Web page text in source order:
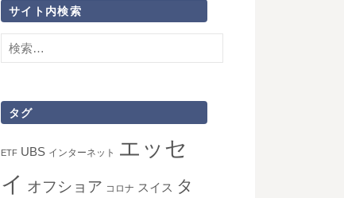
事
ー
カ
ブ
サイト内検索
検
索:
タグ
ETF UBS インターネット
エッセ
イ オフショア コロナ スイス タ